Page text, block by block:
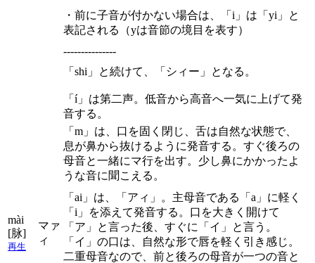
・前に子音が付かない場合は、「i」は「yi」と
表記される（yは音節の境目を表す）
---------------
「shi」と続けて、「シィー」となる。
「í」は第二声。低音から高音へ一気に上げて発
音する。
mài
[脉]
再生
マァ
ィ
「m」は、口を固く閉じ、舌は自然な状態で、
息が鼻から抜けるように発音する。すぐ後ろの
母音と一緒にマ行を出す。少し鼻にかかったよ
うな音に聞こえる。
「ai」は、「アィ」。主母音である「a」に軽く
「i」を添えて発音する。口を大きく開けて
「ア」と言った後、すぐに「イ」と言う。
「イ」の口は、自然な形で唇を軽く引き感じ。
二重母音なので、前と後ろの母音が一つの音と